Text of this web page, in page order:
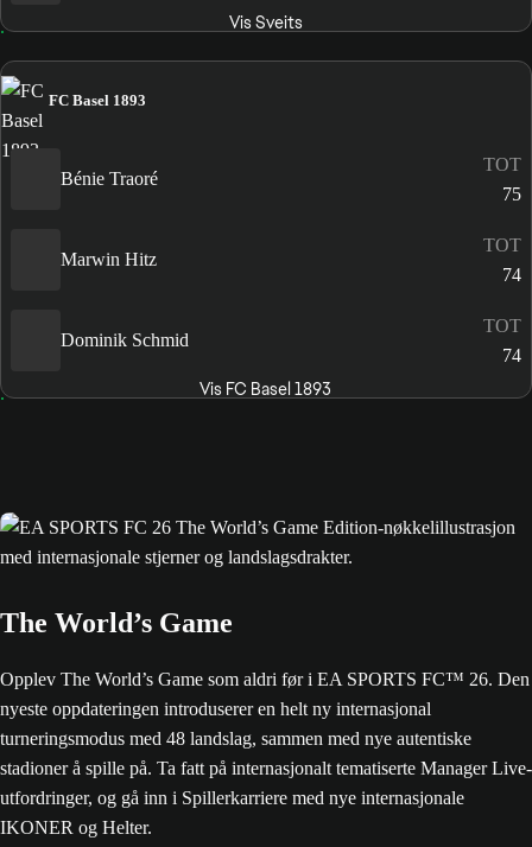
Vis Sveits
FC Basel 1893
Bénie Traoré
TOT
75
Marwin Hitz
TOT
74
Dominik Schmid
TOT
74
Vis FC Basel 1893
The World’s Game
Opplev The World’s Game som aldri før i EA SPORTS FC™ 26. Den
nyeste oppdateringen introduserer en helt ny internasjonal
turneringsmodus med 48 landslag, sammen med nye autentiske
stadioner å spille på. Ta fatt på internasjonalt tematiserte Manager Live-
utfordringer, og gå inn i Spillerkarriere med nye internasjonale
IKONER og Helter.